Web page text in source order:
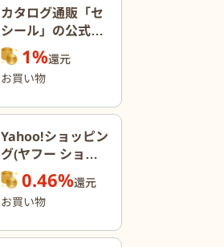
カタログ通販「セ
シール」の公式オ
ンラインショップ
1%還元
お買い物
Yahoo!ショッピン
グ(ヤフー ショッ
ピング)0.46%還元
お買い物